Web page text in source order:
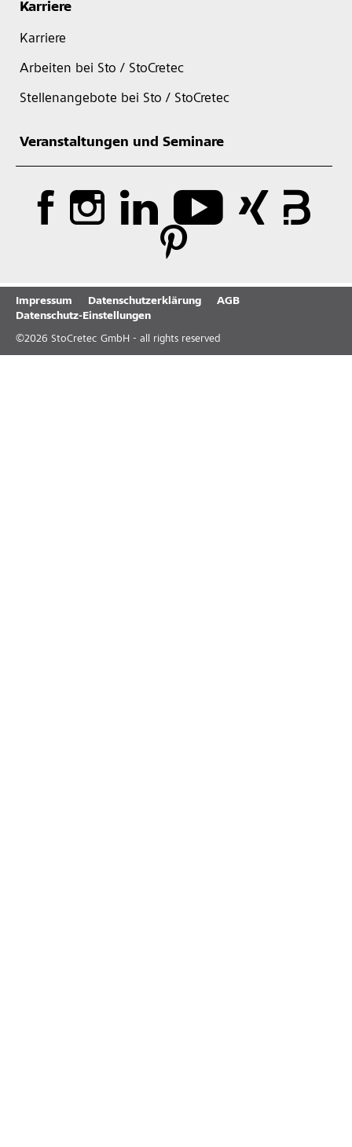
Karriere
Karriere
Arbeiten bei Sto / StoCretec
Stellenangebote bei Sto / StoCretec
Veranstaltungen und Seminare
Impressum Datenschutzerklärung
AGB
Datenschutz-Einstellungen
©2026 StoCretec GmbH - all rights reserved